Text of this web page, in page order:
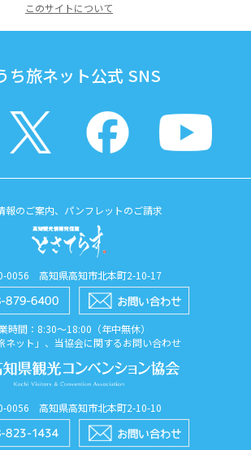
このサイトについて
ち旅ネット公式 SNS
報のご案内、パンフレットのご請求
0056 高知県高知市北本町2-10-17
時間：8:30〜18:00（年中無休）
ネット」、当協会に関するお問い合わせ
0056 高知県高知市北本町2-10-10